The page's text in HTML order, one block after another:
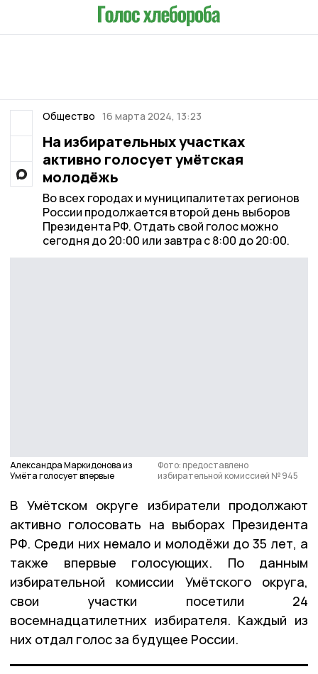
Общество 16 марта 2024, 13:23
На избирательных участках
активно голосует умётская
молодёжь
Во всех городах и муниципалитетах регионов
России продолжается второй день выборов
Президента РФ. Отдать свой голос можно
сегодня до 20:00 или завтра с 8:00 до 20:00.
Александра Маркидонова из
Умëта голосует впервые
Фото: предоставлено
избирательной комиссией № 945
В Умётском округе избиратели продолжают
активно голосовать на выборах Президента
РФ. Среди них немало и молодёжи до 35 лет, а
также впервые голосующих. По данным
избирательной комиссии Умётского округа,
свои участки посетили 24
восемнадцатилетних избирателя. Каждый из
них отдал голос за будущее России.